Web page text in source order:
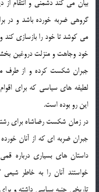
بيان مي كند دشمني و انتقام
گروهي ضربه خورده باشد و در
مي كوشد تا خود را بازسازي كند
خود وجاهت و منزلت دروغين
جبران شكست كرده و از طرف
لطيفه هاي سياسي كه براي
اين رو بوده است.
در زمان شكست رضاشاه براي
جبران ضربه اي كه از آنان خورده
داستان هاي بسياري درباره
خواستند آنان را به خاطر